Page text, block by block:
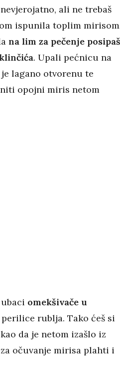
ali ne trebaš
ispunila toplim
na lim za pečenje posipaš
. Upali pećnicu na
lagano otvorenu te
opojni miris netom
omekšivače u
rublja. Tako ćeš si
da je netom izašlo iz
očuvanje mirisa plahti i